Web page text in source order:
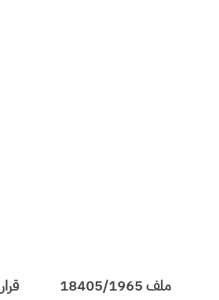
ملف 18405/1965 قرار 192 بتاريخ 09/06/1971